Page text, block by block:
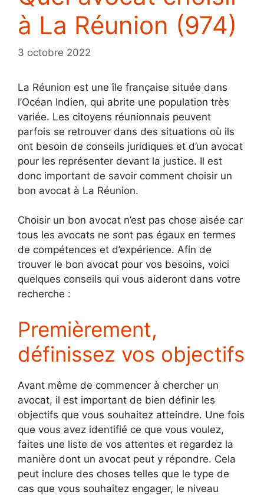
à La Réunion (974)
3 octobre 2022
La Réunion est une île française située dans
l’Océan Indien, qui abrite une population très
variée. Les citoyens réunionnais peuvent
parfois se retrouver dans des situations où ils
ont besoin de conseils juridiques et d’un avocat
pour les représenter devant la justice. Il est
donc important de savoir comment choisir un
bon avocat à La Réunion.
Choisir un bon avocat n’est pas chose aisée car
tous les avocats ne sont pas égaux en termes
de compétences et d’expérience. Afin de
trouver le bon avocat pour vos besoins, voici
quelques conseils qui vous aideront dans votre
recherche :
Premièrement,
définissez vos objectifs
Avant même de commencer à chercher un
avocat, il est important de bien définir les
objectifs que vous souhaitez atteindre. Une fois
que vous avez identifié ce que vous voulez,
faites une liste de vos attentes et regardez la
manière dont un avocat peut y répondre. Cela
peut inclure des choses telles que le type de
cas que vous souhaitez engager, le niveau